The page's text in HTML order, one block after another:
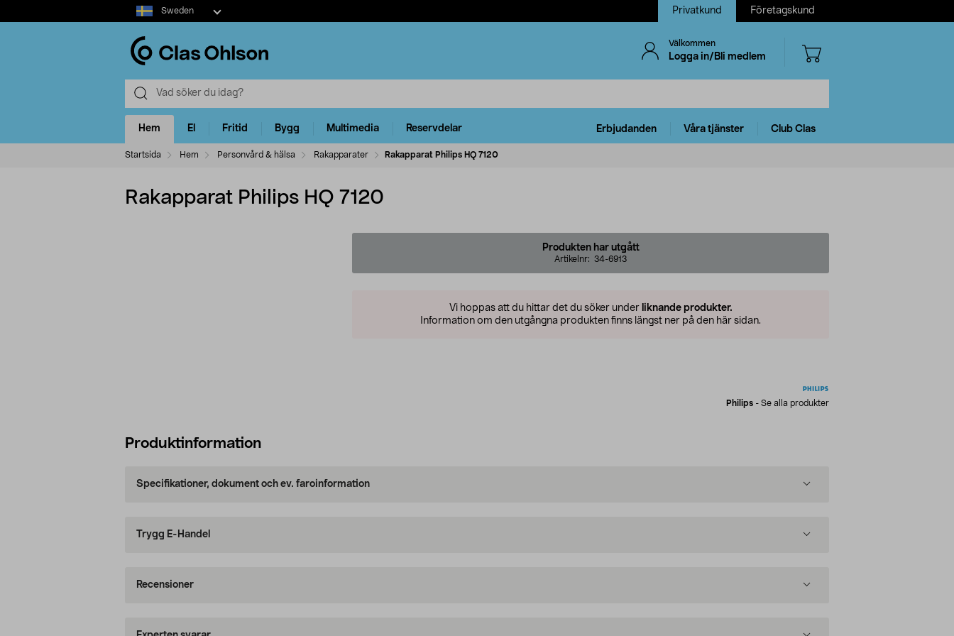
Select
market
Sweden Privatkund Företagskund
Välkommen
Logga in/Bli medlem
Hem El Fritid Bygg Multimedia Reservdelar Erbjudanden Våra tjänster Club Clas
Startsida Hem Personvård & hälsa Rakapparater Rakapparat Philips HQ 7120
Rakapparat Philips HQ 7120
Produkten har utgått
Artikelnr: 34-6913
Vi hoppas att du hittar det du söker under liknande produkter.
Information om den utgångna produkten finns längst ner på den här sidan.
Philips - Se alla produkter
Produktinformation
Specifikationer, dokument och ev. faroinformation
Trygg E-Handel
Recensioner